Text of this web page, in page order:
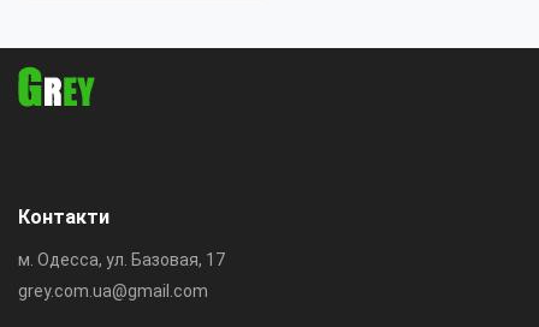
Контакти
м. Одесса, ул. Базовая, 17
grey.com.ua@gmail.com